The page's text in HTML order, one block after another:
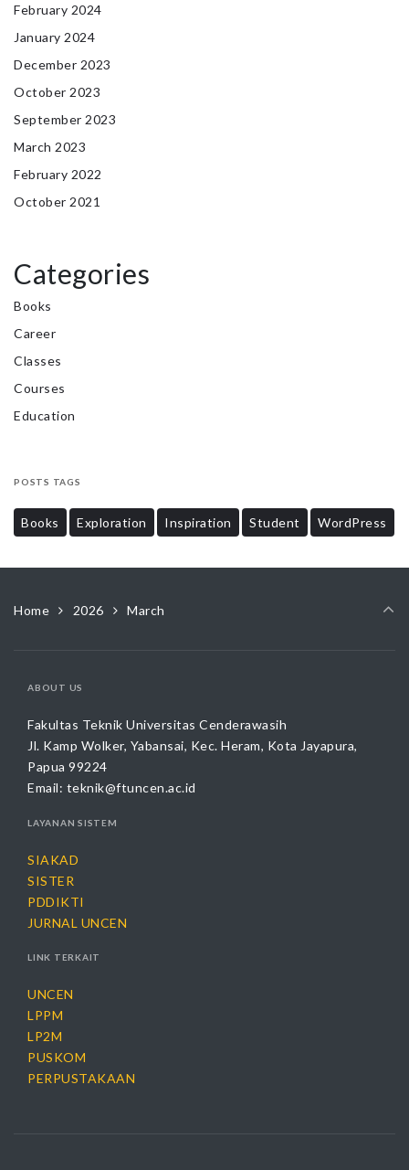
February 2024
January 2024
December 2023
October 2023
September 2023
March 2023
February 2022
October 2021
Categories
Books
Career
Classes
Courses
Education
POSTS TAGS
Books Exploration Inspiration Student WordPress
Home 2026 March
ABOUT US
Fakultas Teknik Universitas Cenderawasih
Jl. Kamp Wolker, Yabansai, Kec. Heram, Kota Jayapura,
Papua 99224
Email: teknik@ftuncen.ac.id
LAYANAN SISTEM
SIAKAD
SISTER
PDDIKTI
JURNAL UNCEN
LINK TERKAIT
UNCEN
LPPM
LP2M
PUSKOM
PERPUSTAKAAN